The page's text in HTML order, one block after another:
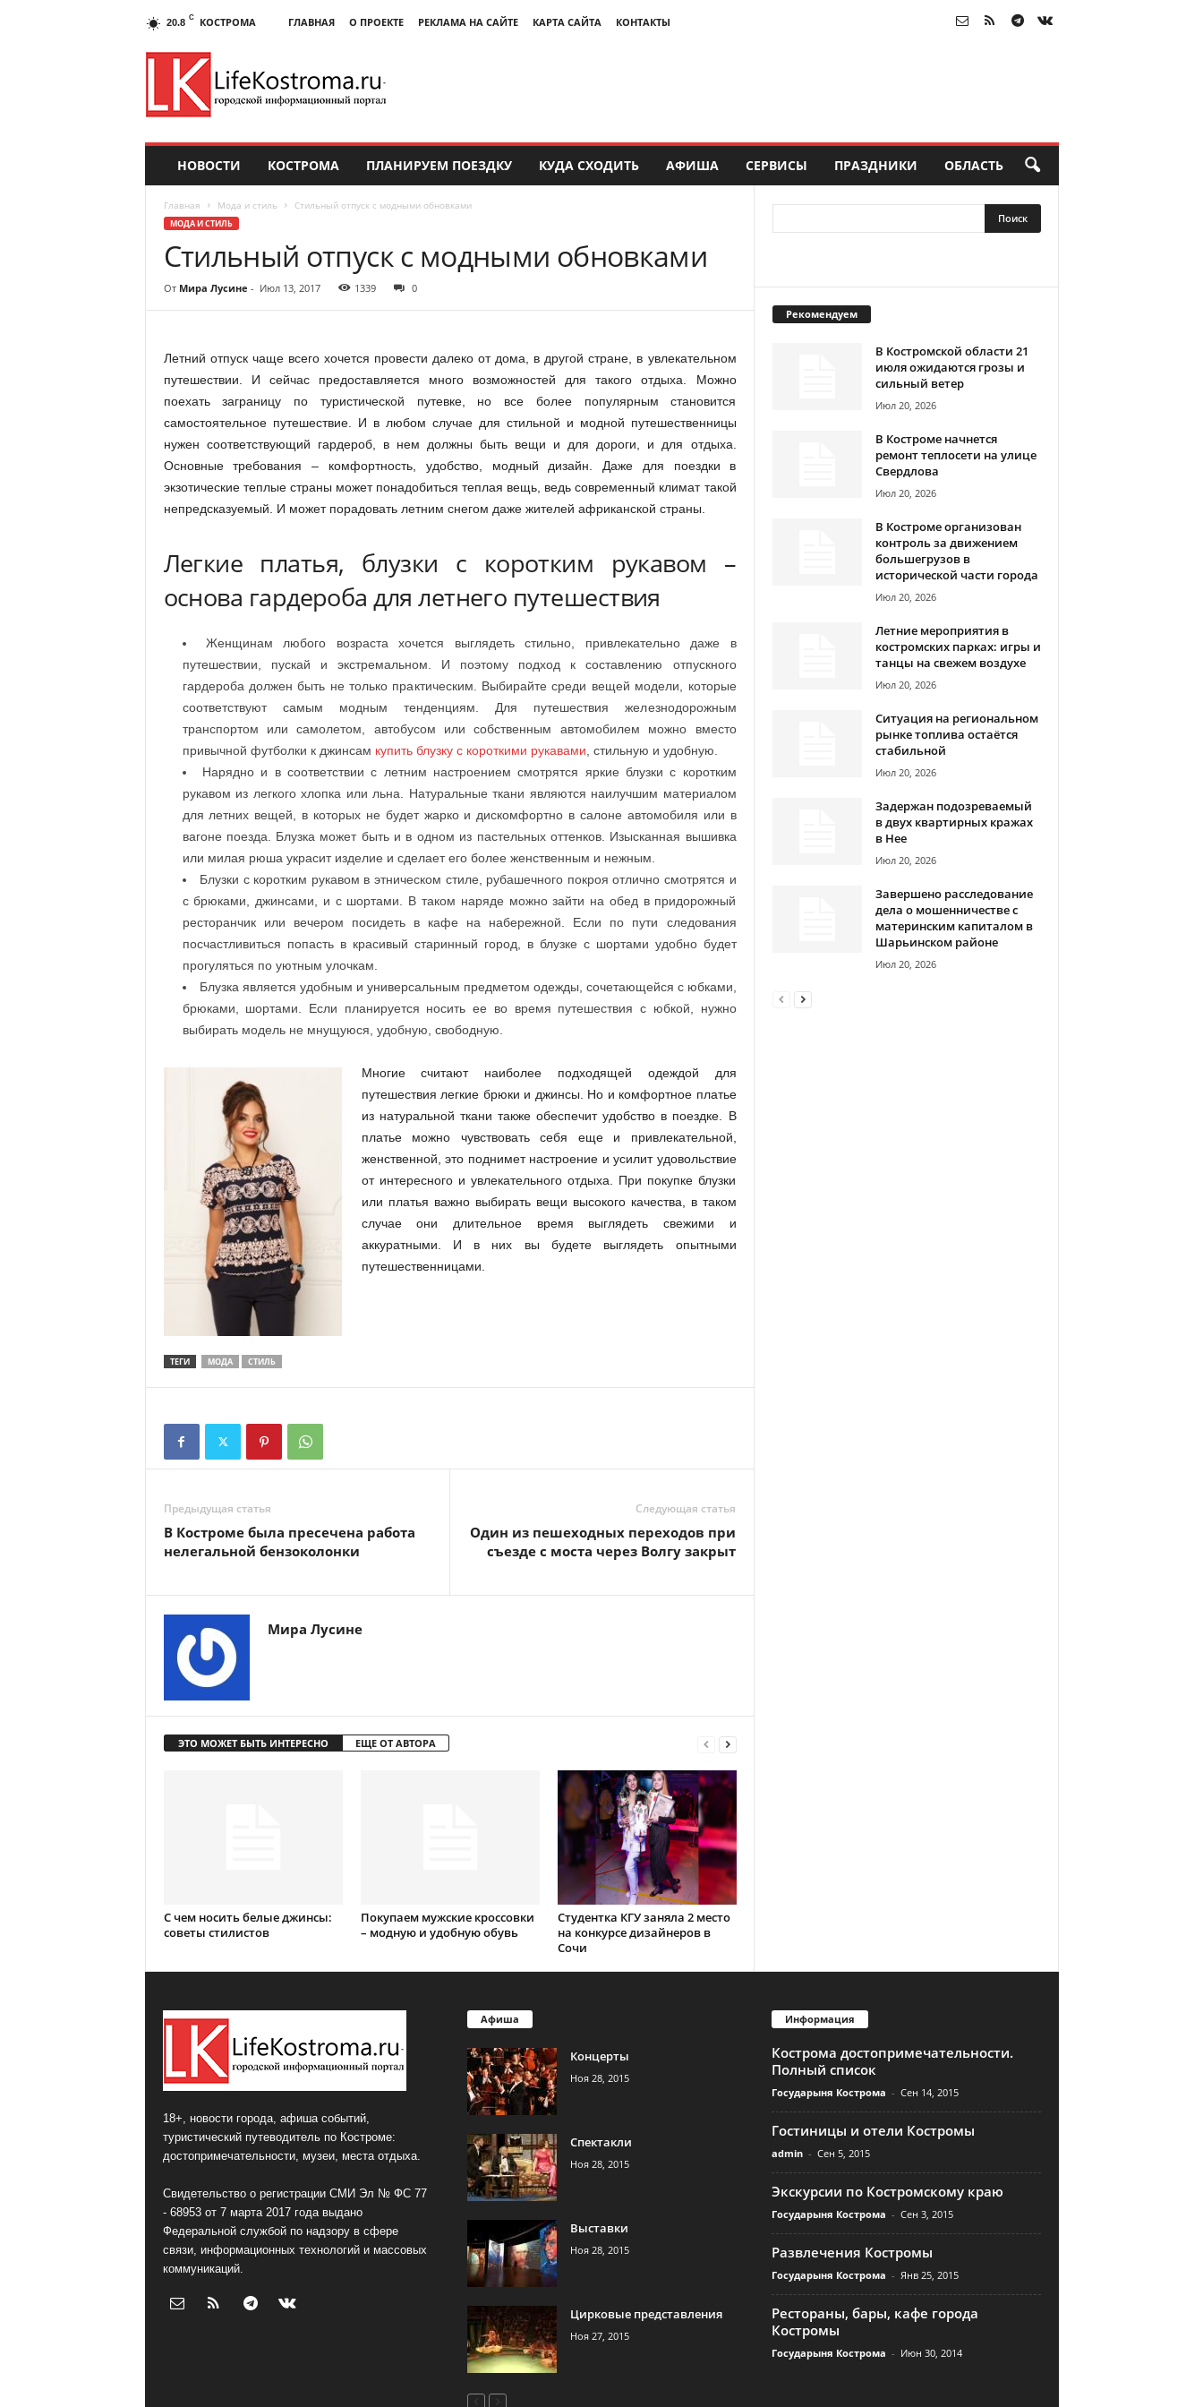
20.8 C КОСТРОМА ГЛАВНАЯ О ПРОЕКТЕ РЕКЛАМА НА САЙТЕ КАРТА САЙТА КОНТАКТЫ
НОВОСТИ КОСТРОМА ПЛАНИРУЕМ ПОЕЗДКУ КУДА СХОДИТЬ АФИША СЕРВИСЫ ПРАЗДНИКИ ОБЛАСТЬ
Главная Мода и стиль Стильный отпуск с модными обновками
МОДА И СТИЛЬ
Стильный отпуск с модными обновками
От Мира Лусине - Июл 13, 2017 1339 0
Летний отпуск чаще всего хочется провести далеко от дома, в другой стране, в увлекательном
путешествии. И сейчас предоставляется много возможностей для такого отдыха. Можно
поехать заграницу по туристической путевке, но все более популярным становится
самостоятельное путешествие. И в любом случае для стильной и модной путешественницы
нужен соответствующий гардероб, в нем должны быть вещи и для дороги, и для отдыха.
Основные требования – комфортность, удобство, модный дизайн. Даже для поездки в
экзотические теплые страны может понадобиться теплая вещь, ведь современный климат такой
непредсказуемый. И может порадовать летним снегом даже жителей африканской страны.
Легкие платья, блузки с коротким рукавом –
основа гардероба для летнего путешествия
Женщинам любого возраста хочется выглядеть стильно, привлекательно даже в
путешествии, пускай и экстремальном. И поэтому подход к составлению отпускного
гардероба должен быть не только практическим. Выбирайте среди вещей модели, которые
соответствуют самым модным тенденциям. Для путешествия железнодорожным
транспортом или самолетом, автобусом или собственным автомобилем можно вместо
привычной футболки к джинсам купить блузку с короткими рукавами , стильную и удобную.
Нарядно и в соответствии с летним настроением смотрятся яркие блузки с коротким
рукавом из легкого хлопка или льна. Натуральные ткани являются наилучшим материалом
для летних вещей, в которых не будет жарко и дискомфортно в салоне автомобиля или в
вагоне поезда. Блузка может быть и в одном из пастельных оттенков. Изысканная вышивка
или милая рюша украсит изделие и сделает его более женственным и нежным.
Блузки с коротким рукавом в этническом стиле, рубашечного покроя отлично смотрятся и
с брюками, джинсами, и с шортами. В таком наряде можно зайти на обед в придорожный
ресторанчик или вечером посидеть в кафе на набережной. Если по пути следования
посчастливиться попасть в красивый старинный город, в блузке с шортами удобно будет
прогуляться по уютным улочкам.
Блузка является удобным и универсальным предметом одежды, сочетающейся с юбками,
брюками, шортами. Если планируется носить ее во время путешествия с юбкой, нужно
выбирать модель не мнущуюся, удобную, свободную.
Многие считают наиболее подходящей одеждой для
путешествия легкие брюки и джинсы. Но и комфортное платье
из натуральной ткани также обеспечит удобство в поездке. В
платье можно чувствовать себя еще и привлекательной,
женственной, это поднимет настроение и усилит удовольствие
от интересного и увлекательного отдыха. При покупке блузки
или платья важно выбирать вещи высокого качества, в таком
случае они длительное время выглядеть свежими и
аккуратными. И в них вы будете выглядеть опытными
путешественницами.
ТЕГИ МОДА СТИЛЬ
Предыдущая статья
В Костроме была пресечена работа
нелегальной бензоколонки
Следующая статья
Один из пешеходных переходов при
съезде с моста через Волгу закрыт
Мира Лусине
ЭТО МОЖЕТ БЫТЬ ИНТЕРЕСНО ЕЩЕ ОТ АВТОРА
С чем носить белые джинсы:
советы стилистов
Покупаем мужские кроссовки
– модную и удобную обувь
Студентка КГУ заняла 2 место
на конкурсе дизайнеров в
Сочи
Рекомендуем
В Костромской области 21
июля ожидаются грозы и
сильный ветер
Июл 20, 2026
В Костроме начнется
ремонт теплосети на улице
Свердлова
Июл 20, 2026
В Костроме организован
контроль за движением
большегрузов в
исторической части города
Июл 20, 2026
Летние мероприятия в
костромских парках: игры и
танцы на свежем воздухе
Июл 20, 2026
Ситуация на региональном
рынке топлива остаётся
стабильной
Июл 20, 2026
Задержан подозреваемый
в двух квартирных кражах
в Нее
Июл 20, 2026
Завершено расследование
дела о мошенничестве с
материнским капиталом в
Шарьинском районе
Июл 20, 2026
18+, новости города, афиша событий,
туристический путеводитель по Костроме:
достопримечательности, музеи, места отдыха.
Свидетельство о регистрации СМИ Эл № ФС 77
- 68953 от 7 марта 2017 года выдано
Федеральной службой по надзору в сфере
связи, информационных технологий и массовых
коммуникаций.
Афиша
Концерты
Ноя 28, 2015
Спектакли
Ноя 28, 2015
Выставки
Ноя 28, 2015
Цирковые представления
Ноя 27, 2015
Информация
Кострома достопримечательности.
Полный список
Государыня Кострома - Сен 14, 2015
Гостиницы и отели Костромы
admin - Сен 5, 2015
Экскурсии по Костромскому краю
Государыня Кострома - Сен 3, 2015
Развлечения Костромы
Государыня Кострома - Янв 25, 2015
Рестораны, бары, кафе города
Костромы
Государыня Кострома - Июн 30, 2014